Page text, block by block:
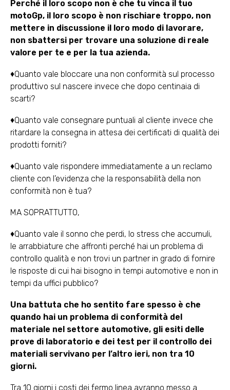
Perché il loro scopo non è che tu vinca il tuo
motoGp, il loro scopo è non rischiare troppo, non
mettere in discussione il loro modo di lavorare,
non sbattersi per trovare una soluzione di reale
valore per te e per la tua azienda.
♦Quanto vale bloccare una non conformità sul processo
produttivo sul nascere invece che dopo centinaia di
scarti?
♦Quanto vale consegnare puntuali al cliente invece che
ritardare la consegna in attesa dei certificati di qualità dei
prodotti forniti?
♦Quanto vale rispondere immediatamente a un reclamo
cliente con l’evidenza che la responsabilità della non
conformità non è tua?
MA SOPRATTUTTO,
♦Quanto vale il sonno che perdi, lo stress che accumuli,
le arrabbiature che affronti perché hai un problema di
controllo qualità e non trovi un partner in grado di fornire
le risposte di cui hai bisogno in tempi automotive e non in
tempi da uffici pubblico?
Una battuta che ho sentito fare spesso è che
quando hai un problema di conformità del
materiale nel settore automotive, gli esiti delle
prove di laboratorio e dei test per il controllo dei
materiali servivano per l’altro ieri, non tra 10
giorni.
Tra 10 giorni i costi dei fermo linea avranno messo a